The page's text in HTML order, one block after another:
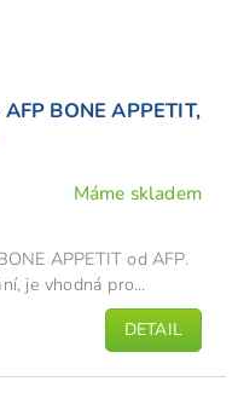
BONE APPETIT,
Máme skladem
DETAIL
APPETIT od AFP.
je vhodná pro...